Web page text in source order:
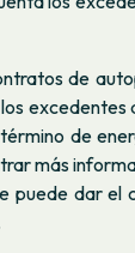
de
de
más
puede dar el